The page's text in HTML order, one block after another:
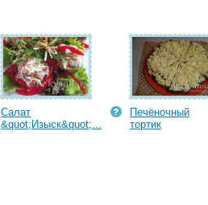
Салат
&quot;Изыск&quot;...
Печёночный
тортик